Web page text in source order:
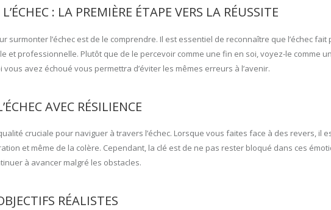
: LA PREMIÈRE ÉTAPE VERS LA RÉUSSITE
surmonter l’échec est de le comprendre. Il est essentiel de reconnaître que l’échec
et professionnelle. Plutôt que de le percevoir comme une fin en soi, voyez-le comme
avez échoué vous permettra d’éviter les mêmes erreurs à l’avenir.
AVEC RÉSILIENCE
cruciale pour naviguer à travers l’échec. Lorsque vous faites face à des revers, il
et même de la colère. Cependant, la clé est de ne pas rester bloqué dans ces
à avancer malgré les obstacles.
RÉALISTES